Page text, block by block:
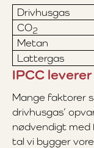
Drivhusgas
CO2
Metan
Lattergas
IPCC
Mange faktorer
drivhusgas’
nødvendigt
tal vi bygger